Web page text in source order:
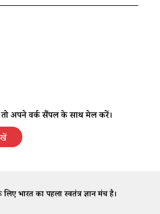
तो अपने वर्क सैंपल के साथ मेल करें।
भारत का पहला स्वतंत्र ज्ञान मंच है।